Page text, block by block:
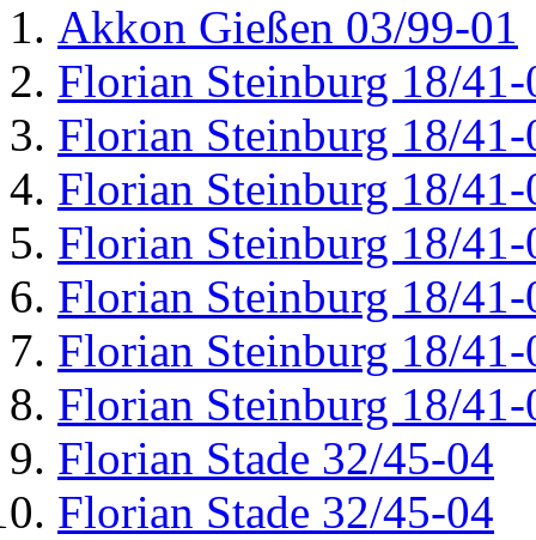
Akkon Gießen 03/99-01
Florian Steinburg 18/41-
Florian Steinburg 18/41-
Florian Steinburg 18/41-
Florian Steinburg 18/41-
Florian Steinburg 18/41-
Florian Steinburg 18/41-
Florian Steinburg 18/41-
Florian Stade 32/45-04
Florian Stade 32/45-04